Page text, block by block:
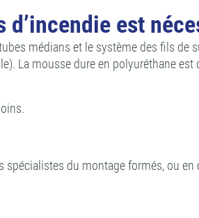
est
médians et le système des fils de
La mousse dure en polyuréthane
du montage formés, ou